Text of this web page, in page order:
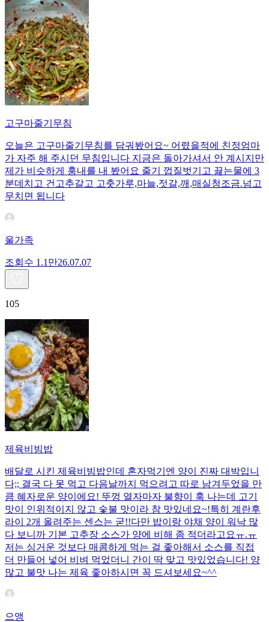
고구마줄기무침
오늘은 고구마줄기무침를 담궈봤어요~ 어렸을적에 친정엄마
가 자주 해 주시던 무침입니다 지금은 돌아가셔서 안 계시지만
제가 비슷하게 훙내를 내 봤어요 줄기 껍질벗기고 끓는물에 3
분데치고 건고추갈고 고춧가루,마늘,젓갈,깨,매실청조금.넘고
무치면 됩니다
울가족
조회수 1.1만26.07.07
105
제육비빔밥
배달로 시킨 제육비빔밥인데 혼자먹기엔 양이 진짜 대박입니
다;; 결국 다 못 먹고 다음날까지 먹으려고 따로 남겨두었을 만
큼 혜자로운 양이에요! 뚜껑 열자마자 불향이 훅 나는데 고기
맛이 인위적이지 않고 숯불 맛이라 참 맛있네요~!특히 계란후
라이 2개 올려주는 센스는 굳!! ​다만 밥이랑 야채 양이 워낙 많
다 보니까 기본 고추장 소스가 양에 비해 좀 적더라고요ㅠ.ㅠ
저는 싱거운 것보다 매콤하게 먹는 걸 좋아해서 소스를 직접
더 만들어 넣어 비벼 먹었더니 간이 딱 맞고 맛있었습니다! 양
많고 불맛 나는 제육 좋아하시면 꼭 드셔보세요~^^
으앵